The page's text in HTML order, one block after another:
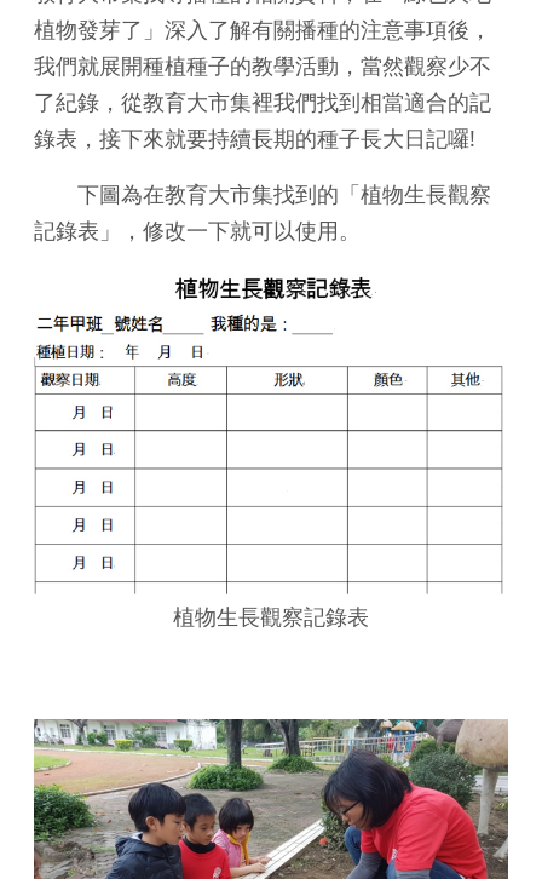
植物發芽了」深入了解有關播種的注意事項後，
我們就展開種植種子的教學活動，當然觀察少不
了紀錄，從教育大市集裡我們找到相當適合的記
錄表，接下來就要持續長期的種子長大日記囉!
下圖為在教育大市集找到的「植物生長觀察
記錄表」，修改一下就可以使用。
植物生長觀察記錄表